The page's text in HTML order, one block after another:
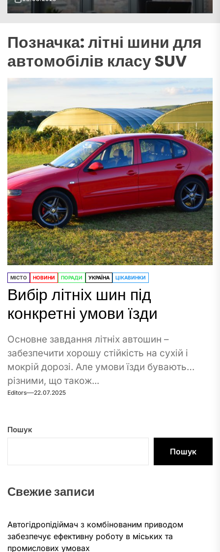
Позначка:літні шини для
автомобілів класу SUV
МІСТО НОВИНИ ПОРАДИ УКРАЇНА ЦІКАВИНКИ
Вибір літніх шин під
конкретні умови їзди
Основне завдання літніх автошин –
забезпечити хорошу стійкість на сухій і
мокрій дорозі. Але умови їзди бувають
різними, що також...
Editors 22.07.2025
Пошук
Пошук
Свежие записи
Автогідропідіймач з комбінованим приводом
забезпечує ефективну роботу в міських та
промислових умовах